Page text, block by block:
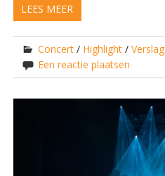
LEES MEER
Concert / Highlight /Verslag
Een reactie plaatsen